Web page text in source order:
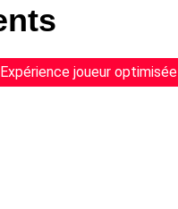
Expérience joueur optimisée